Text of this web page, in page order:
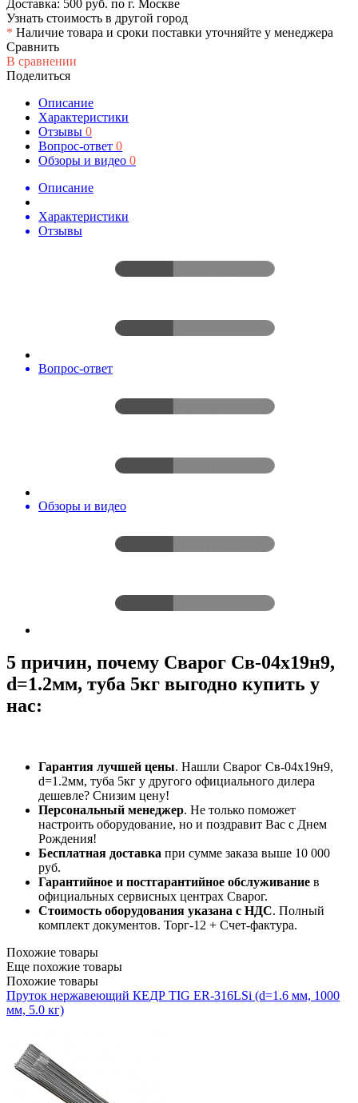
Доставка: 500 руб. по г. Москве
Узнать стоимость в другой город
* Наличие товара и сроки поставки уточняйте у менеджера
Сравнить
В сравнении
Поделиться
Описание
Характеристики
Отзывы 0
Вопрос-ответ 0
Обзоры и видео 0
Описание
Характеристики
Отзывы
Вопрос-ответ
Обзоры и видео
5 причин, почему Сварог Св-04х19н9,
d=1.2мм, туба 5кг выгодно купить у
нас:
Гарантия лучшей цены. Нашли Сварог Св-04х19н9,
d=1.2мм, туба 5кг у другого официального дилера
дешевле? Снизим цену!
Персональный менеджер. Не только поможет
настроить оборудование, но и поздравит Вас с Днем
Рождения!
Бесплатная доставка при сумме заказа выше 10 000
руб.
Гарантийное и постгарантийное обслуживание в
официальных сервисных центрах Сварог.
Стоимость оборудования указана с НДС. Полный
комплект документов. Торг-12 + Счет-фактура.​
Похожие товары
Еще похожие товары
Похожие товары
Пруток нержавеющий КЕДР TIG ER-316LSi (d=1.6 мм, 1000
мм, 5.0 кг)